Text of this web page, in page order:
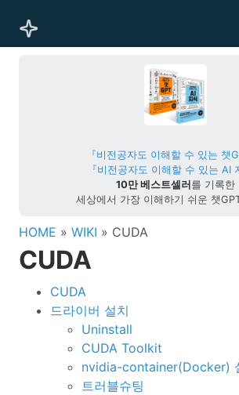
『비전공자도 이해할 수 있는 챗
『비전공자도 이해할 수 있는 AI
10만 베스트셀러 를 기록한
세상에서 가장 이해하기 쉬운 챗
HOME » WIKI » CUDA
CUDA
CUDA
드라이버 설치
Uninstall
CUDA Toolkit
nvidia-container(Docker)
트러블슈팅